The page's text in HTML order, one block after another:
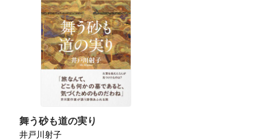
舞う砂も道の実り
井戸川射子